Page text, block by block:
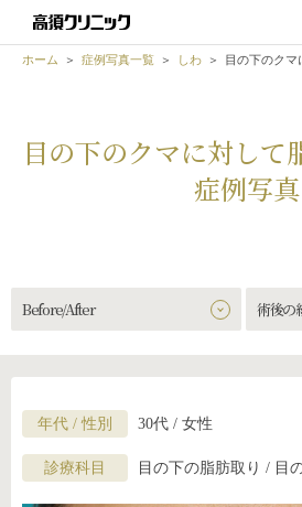
ホーム 症例写真一覧 しわ 目の下のクマ
目の下のクマに対して
症例写真
Before/After 術後の
年代 / 性別 30代 / 女性
診療科目 目の下の脂肪取り / 目